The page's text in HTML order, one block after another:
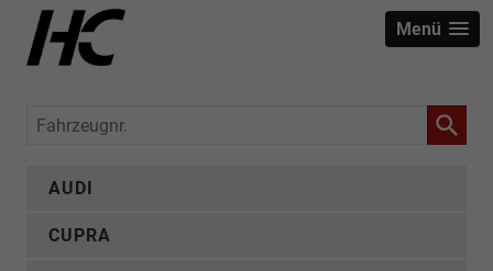
Menü
Fahrzeugnr.
AUDI
CUPRA